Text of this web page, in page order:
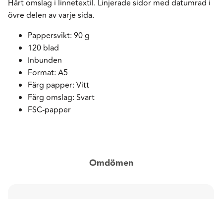
Hårt omslag i linnetextil. Linjerade sidor med datumrad i
övre delen av varje sida.
Pappersvikt: 90 g
120 blad
Inbunden
Format: A5
Färg papper: Vitt
Färg omslag: Svart
FSC-papper
Omdömen